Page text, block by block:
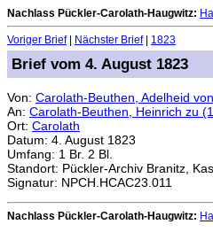
Nachlass Pückler-Carolath-Haugwitz:
Voriger Brief| Nächster Brief| 1823
Brief vom 4. August 1823
Von: Carolath-Beuthen, Adelheid
An: Carolath-Beuthen, Heinrich zu
Ort: Carolath
Datum: 4. August 1823
Umfang: 1 Br. 2 Bl.
Standort: Pückler-Archiv Branitz,
Signatur: NPCH.HCAC23.011
Nachlass Pückler-Carolath-Haugwitz: